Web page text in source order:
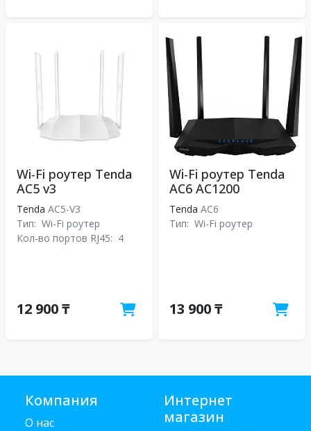
Wi-Fi роутер Tenda
AC5 v3
Tenda AC5-V3
Тип: Wi-Fi роутер
Кол-во портов RJ45: 4
12 900 ₸
Wi-Fi роутер Tenda
AC6 AC1200
Tenda АС6
Тип: Wi-Fi роутер
13 900 ₸
Компания
О нас
Интернет
магазин